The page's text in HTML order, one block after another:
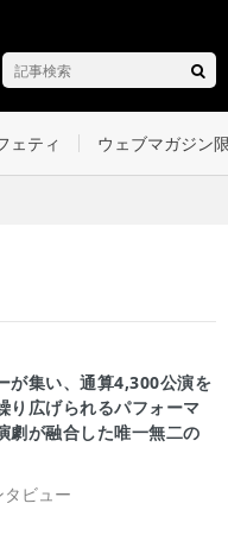
ェティ ウェブマガジン
タビュー
が集い、通算4,300公演を
広げられるパフォーマ
劇が融合した唯一無二の